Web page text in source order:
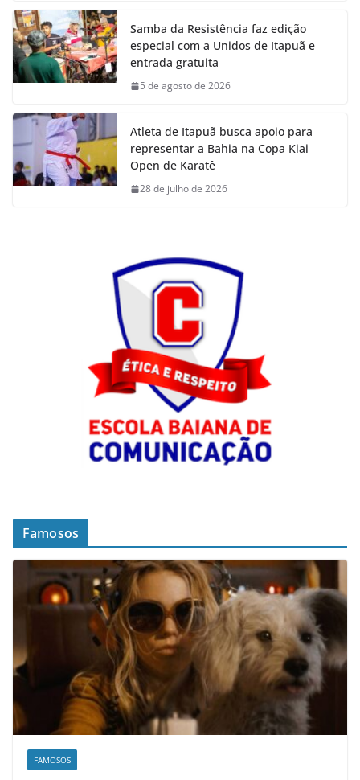
Samba da Resistência faz edição
especial com a Unidos de Itapuã e
entrada gratuita
5 de agosto de 2026
Atleta de Itapuã busca apoio para
representar a Bahia na Copa Kiai
Open de Karatê
28 de julho de 2026
Famosos
FAMOSOS